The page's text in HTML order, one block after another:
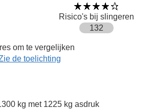
Risico's bij slingeren
132
om te vergelijken
de toelichting
kg met 1225 kg asdruk